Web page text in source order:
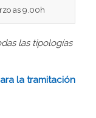
as 9.00h
las tipologías
la tramitación